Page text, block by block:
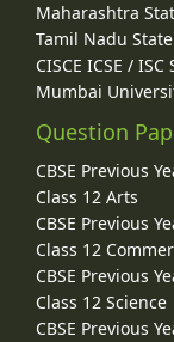
Maharashtra
Tamil Nadu
CISCE ICSE /
Mumbai
Question
CBSE Previous
Class 12 Arts
CBSE Previous
Class 12
CBSE Previous
Class 12 Science
CBSE Previous